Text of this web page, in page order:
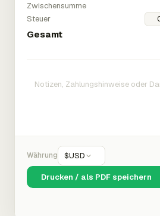
Zwischensumme
Steuer
Gesamt
Währung $USD
Drucken / als PDF speichern